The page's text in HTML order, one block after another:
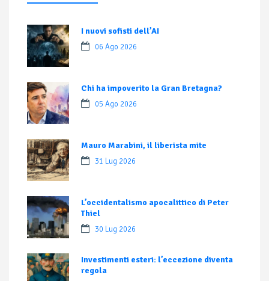
I nuovi sofisti dell’AI
06 Ago 2026
Chi ha impoverito la Gran Bretagna?
05 Ago 2026
Mauro Marabini, il liberista mite
31 Lug 2026
L’occidentalismo apocalittico di Peter
Thiel
30 Lug 2026
Investimenti esteri: l’eccezione diventa
regola